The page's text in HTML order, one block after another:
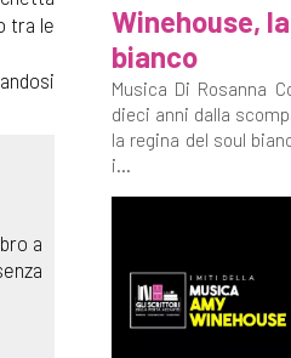
tra le
a
Winehouse,
bianco
Musica Di Rosanna
dieci anni dalla
la regina del soul
i...